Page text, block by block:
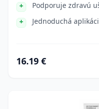
Podporuje zdravú
Jednoduchá
16.19 €